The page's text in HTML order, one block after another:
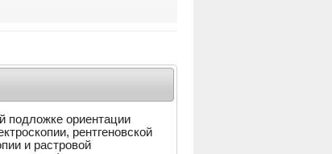
подложке ориентации
рентгеновской
и растровой